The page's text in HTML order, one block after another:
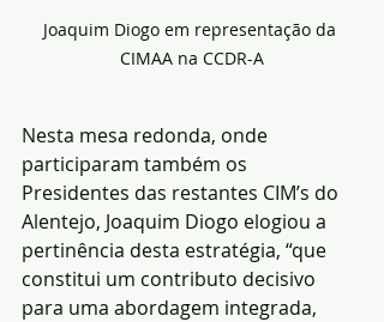
Joaquim Diogo em representação da
CIMAA na CCDR-A
Nesta mesa redonda, onde
participaram também os
Presidentes das restantes CIM’s do
Alentejo, Joaquim Diogo elogiou a
pertinência desta estratégia, “que
constitui um contributo decisivo
para uma abordagem integrada,